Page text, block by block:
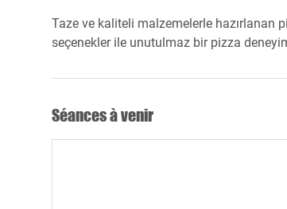
Taze ve kaliteli malzemelerle hazırlanan
seçenekler ile unutulmaz bir pizza
Séances à venir